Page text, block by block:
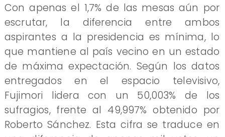
Con apenas el 1,7% de las mesas aún por
escrutar, la diferencia entre ambos
aspirantes a la presidencia es mínima, lo
que mantiene al país vecino en un estado
de máxima expectación. Según los datos
entregados en el espacio televisivo,
Fujimori lidera con un 50,003% de los
sufragios, frente al 49,997% obtenido por
Roberto Sánchez. Esta cifra se traduce en